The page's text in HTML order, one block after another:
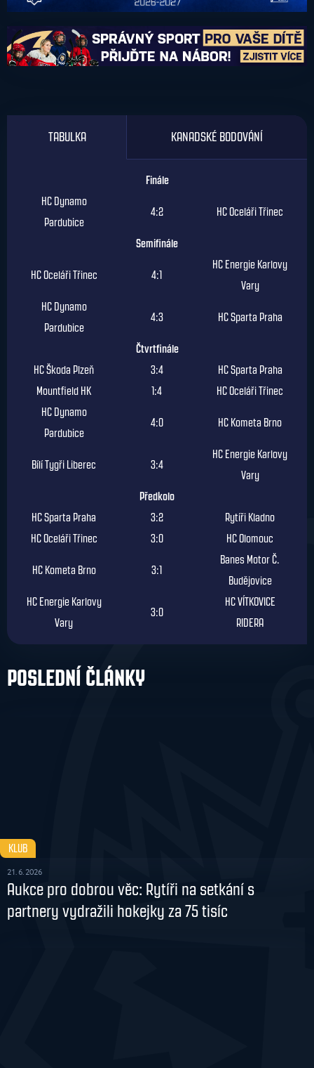
TABULKA KANADSKÉ BODOVÁNÍ
Finále
HC Dynamo
Pardubice
4:2 HC Oceláři Třinec
Semifinále
HC Oceláři Třinec 4:1
HC Energie Karlovy
Vary
HC Dynamo
Pardubice
4:3 HC Sparta Praha
Čtvrtfinále
HC Škoda Plzeň
3:4
HC Sparta Praha
Mountfield HK
1:4
HC Oceláři Třinec
HC Dynamo
Pardubice
4:0 HC Kometa Brno
Bílí Tygři Liberec 3:4
HC Energie Karlovy
Vary
Předkolo
HC Sparta Praha
3:2
Rytíři Kladno
HC Oceláři Třinec
3:0 HC Olomouc
HC Kometa Brno 3:1
Banes Motor Č.
Budějovice
HC Energie Karlovy
Vary
3:0
HC VÍTKOVICE
RIDERA
POSLEDNÍ ČLÁNKY
KLUB
21. 6. 2026
Aukce pro dobrou věc: Rytíři na setkání s
partnery vydražili hokejky za 75 tisíc